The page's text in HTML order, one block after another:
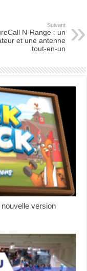
Suivant
N-Range : un
et une antenne
tout-en-un
version